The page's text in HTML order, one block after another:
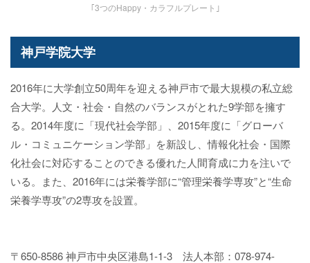
｢3つのHappy・カラフルプレート｣
神戸学院大学
2016年に大学創立50周年を迎える神戸市で最大規模の私立総
合大学。人文・社会・自然のバランスがとれた9学部を擁す
る。2014年度に「現代社会学部」、2015年度に「グローバ
ル・コミュニケーション学部」を新設し、情報化社会・国際
化社会に対応することのできる優れた人間育成に力を注いで
いる。また、2016年には栄養学部に“管理栄養学専攻”と“生命
栄養学専攻”の2専攻を設置。
〒650-8586 神戸市中央区港島1-1-3 法人本部：078-974-